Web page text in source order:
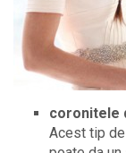
coronitele
Acest tip